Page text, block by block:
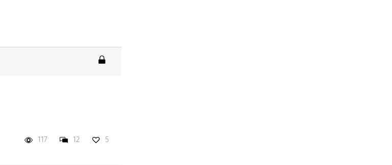
117 12 5